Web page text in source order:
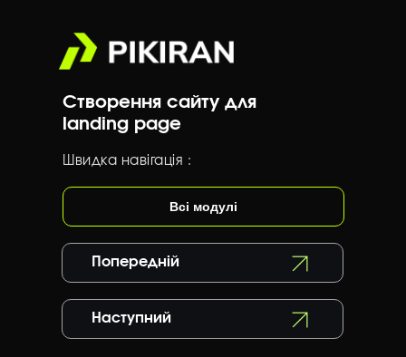
Створення сайту для
landing page
Всі модулі
Швидка навігація :
Попередній
Наступний